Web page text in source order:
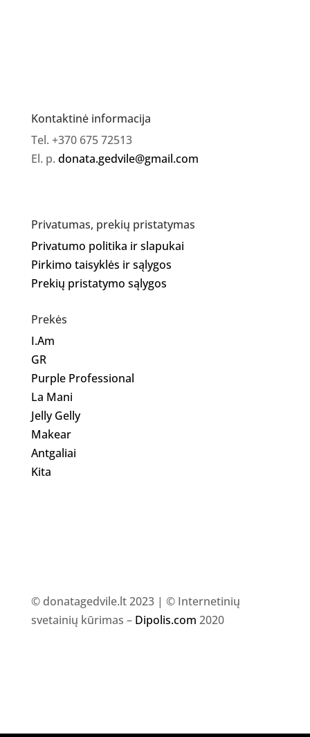
Kontaktinė informacija
Tel. +370 675 72513
El. p. donata.gedvile@gmail.com
Privatumas, prekių pristatymas
Privatumo politika ir slapukai
Pirkimo taisyklės ir sąlygos
Prekių pristatymo sąlygos
Prekės
I.Am
GR
Purple Professional
La Mani
Jelly Gelly
Makear
Antgaliai
Kita
© donatagedvile.lt 2023 | © Internetinių
svetainių kūrimas – Dipolis.com 2020